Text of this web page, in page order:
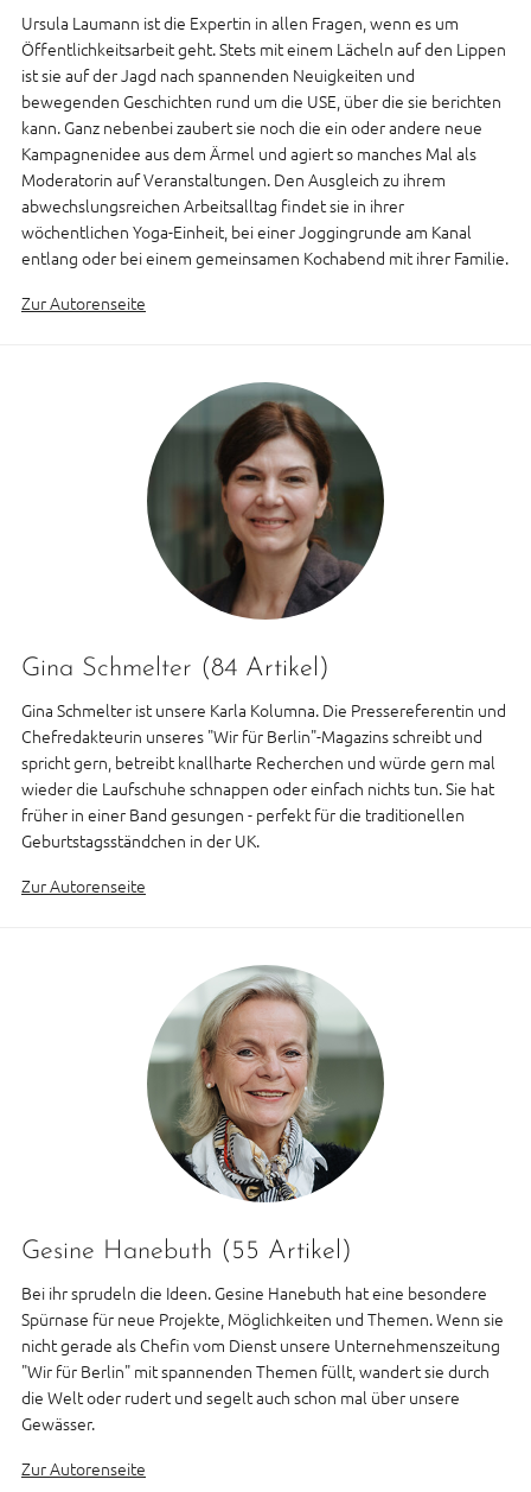
Ursula Laumann ist die Expertin in allen Fragen, wenn es um
Öffentlichkeitsarbeit geht. Stets mit einem Lächeln auf den Lippen
ist sie auf der Jagd nach spannenden Neuigkeiten und
bewegenden Geschichten rund um die USE, über die sie berichten
kann. Ganz nebenbei zaubert sie noch die ein oder andere neue
Kampagnenidee aus dem Ärmel und agiert so manches Mal als
Moderatorin auf Veranstaltungen. Den Ausgleich zu ihrem
abwechslungsreichen Arbeitsalltag findet sie in ihrer
wöchentlichen Yoga-Einheit, bei einer Joggingrunde am Kanal
entlang oder bei einem gemeinsamen Kochabend mit ihrer Familie.
Zur Autorenseite
Gina Schmelter (84 Artikel)
Gina Schmelter ist unsere Karla Kolumna. Die Pressereferentin und
Chefredakteurin unseres "Wir für Berlin"-Magazins schreibt und
spricht gern, betreibt knallharte Recherchen und würde gern mal
wieder die Laufschuhe schnappen oder einfach nichts tun. Sie hat
früher in einer Band gesungen - perfekt für die traditionellen
Geburtstagsständchen in der UK.
Zur Autorenseite
Gesine Hanebuth (55 Artikel)
Bei ihr sprudeln die Ideen. Gesine Hanebuth hat eine besondere
Spürnase für neue Projekte, Möglichkeiten und Themen. Wenn sie
nicht gerade als Chefin vom Dienst unsere Unternehmenszeitung
"Wir für Berlin" mit spannenden Themen füllt, wandert sie durch
die Welt oder rudert und segelt auch schon mal über unsere
Gewässer.
Zur Autorenseite